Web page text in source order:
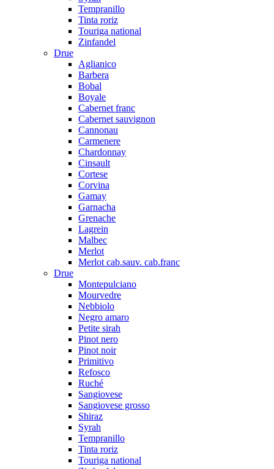
Tempranillo
Tinta roriz
Touriga national
Zinfandel
Drue
Aglianico
Barbera
Bobal
Boyale
Cabernet franc
Cabernet sauvignon
Cannonau
Carmenere
Chardonnay
Cinsault
Cortese
Corvina
Gamay
Garnacha
Grenache
Lagrein
Malbec
Merlot
Merlot cab.sauv. cab.franc
Drue
Montepulciano
Mourvedre
Nebbiolo
Negro amaro
Petite sirah
Pinot nero
Pinot noir
Primitivo
Refosco
Ruché
Sangiovese
Sangiovese grosso
Shiraz
Syrah
Tempranillo
Tinta roriz
Touriga national